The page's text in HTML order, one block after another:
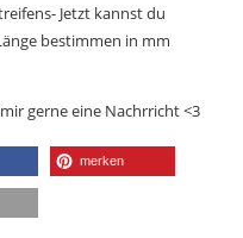
Jetzt kannst du
bestimmen in mm
gerne eine Nachrricht <3
merken